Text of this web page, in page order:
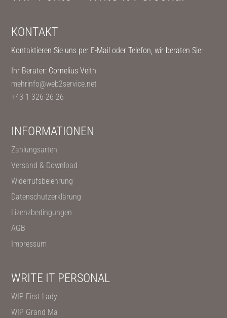
KONTAKT
Kontaktieren Sie uns per E-Mail oder Telefon, wir beraten Sie:
Ihr Berater: Cornelius Veith
mehrinfo@web2service.net
+43-1-326 26 26
INFORMATIONEN
Zahlungsarten
Versand & Download
Widerrufsbelehrung
Datenschutzerklärung
Lizenzbedingungen
AGB
Impressum
WRITE IT PERSONAL
WIP First Lady
WIP Grand Ma